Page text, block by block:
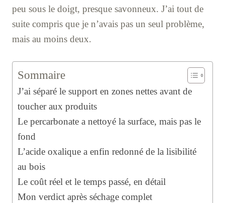
peu sous le doigt, presque savonneux. J’ai tout de
suite compris que je n’avais pas un seul problème,
mais au moins deux.
Sommaire
J’ai séparé le support en zones nettes avant de
toucher aux produits
Le percarbonate a nettoyé la surface, mais pas le
fond
L’acide oxalique a enfin redonné de la lisibilité
au bois
Le coût réel et le temps passé, en détail
Mon verdict après séchage complet